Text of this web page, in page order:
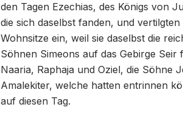
den Tagen Ezechias, des Königs von
die sich daselbst fanden, und
Wohnsitze ein, weil sie daselbst die
Söhnen Simeons auf das Gebirge
Naaria, Raphaja und Oziel, die Söhne
Amalekiter, welche hatten entrinnen
auf diesen Tag.